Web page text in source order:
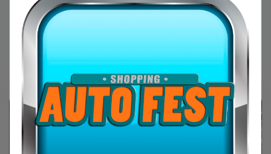
R$39.900,00
RENAULT
Vermelho FLEX